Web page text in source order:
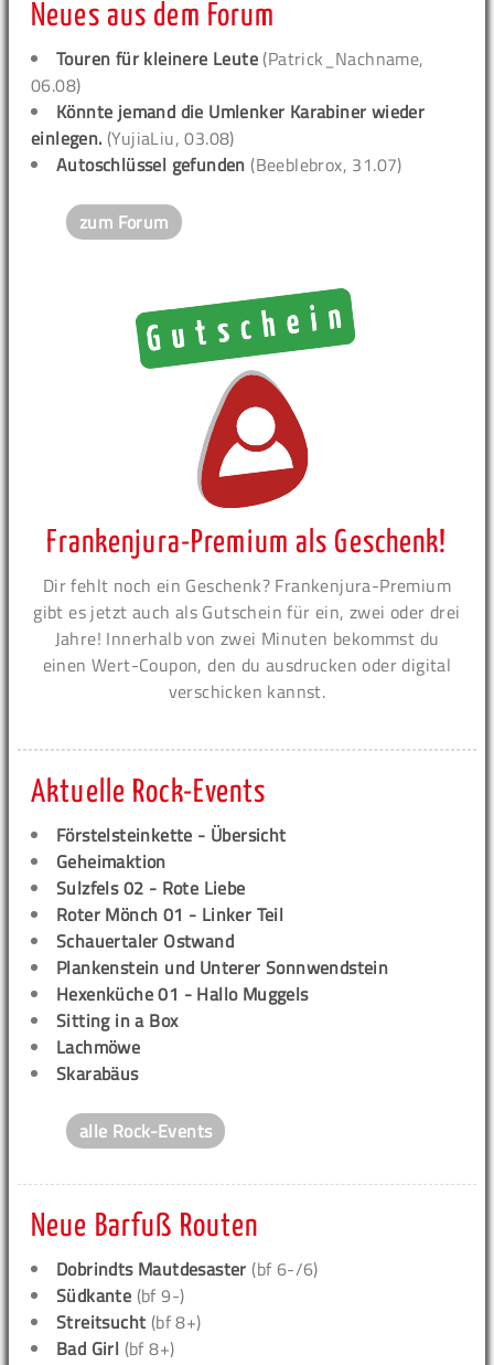
Neues aus dem Forum
Touren für kleinere Leute (Patrick_Nachname,
06.08)
Könnte jemand die Umlenker Karabiner wieder
einlegen. (YujiaLiu, 03.08)
Autoschlüssel gefunden (Beeblebrox, 31.07)
zum Forum
Frankenjura-Premium als Geschenk!
Dir fehlt noch ein Geschenk? Frankenjura-Premium
gibt es jetzt auch als Gutschein für ein, zwei oder drei
Jahre! Innerhalb von zwei Minuten bekommst du
einen Wert-Coupon, den du ausdrucken oder digital
verschicken kannst.
Aktuelle Rock-Events
Förstelsteinkette - Übersicht
Geheimaktion
Sulzfels 02 - Rote Liebe
Roter Mönch 01 - Linker Teil
Schauertaler Ostwand
Plankenstein und Unterer Sonnwendstein
Hexenküche 01 - Hallo Muggels
Sitting in a Box
Lachmöwe
Skarabäus
alle Rock-Events
Neue Barfuß Routen
Dobrindts Mautdesaster (bf 6-/6)
Südkante (bf 9-)
Streitsucht (bf 8+)
Bad Girl (bf 8+)